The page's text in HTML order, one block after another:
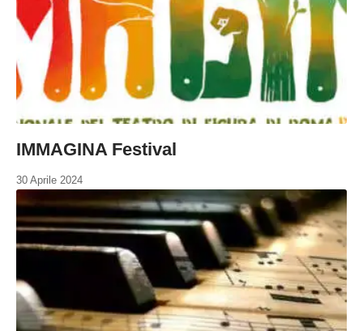
IMMAGINA Festival
30 Aprile 2024